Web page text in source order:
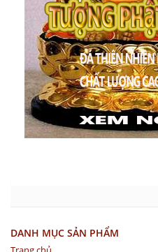
DANH MỤC SẢN PHẨM